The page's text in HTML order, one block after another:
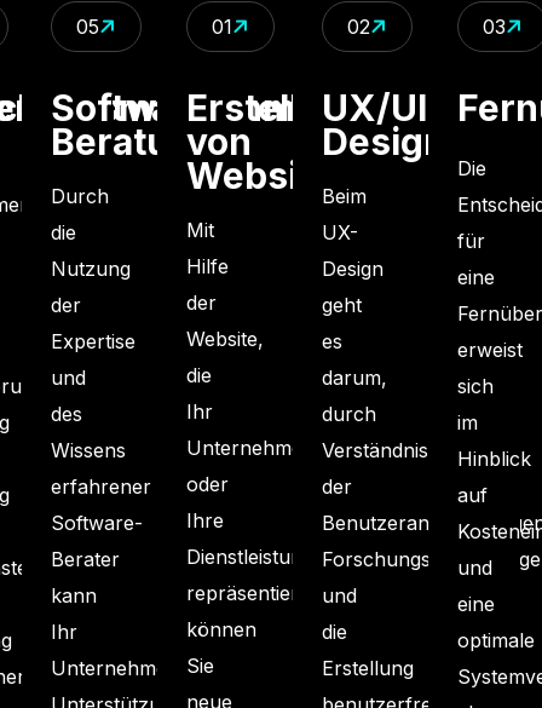
05
Software-
Beratung
Durch
die
Nutzung
der
Expertise
und
des
Wissens
erfahrener
Software-
Berater
kann
Ihr
Unternehmen
01
Erstellen
von
Websites
Mit
Hilfe
der
Website,
die
Ihr
Unternehmen
oder
Ihre
Dienstleistungen
repräsentiert,
können
Sie
neue
02
UX/UI-
Design
Beim
UX-
Design
geht
es
darum,
durch
Verständnis
der
und
die
Erstellung
03
Die
für
eine
erweist
sich
im
Hinblick
auf
und
eine
optimale